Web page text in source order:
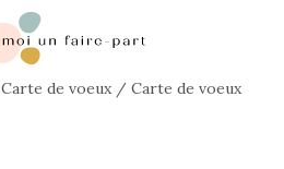
Carte de voeux/ Carte de voeux